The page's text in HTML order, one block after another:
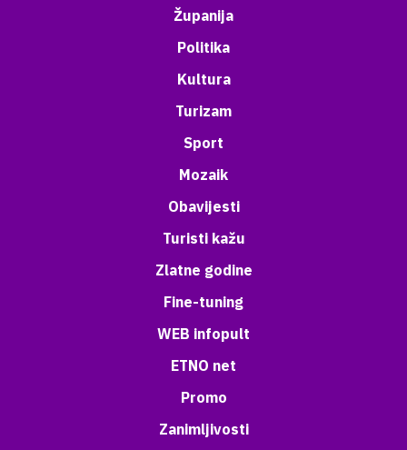
Županija
Politika
Kultura
Turizam
Sport
Mozaik
Obavijesti
Turisti kažu
Zlatne godine
Fine-tuning
WEB infopult
ETNO net
Promo
Zanimljivosti